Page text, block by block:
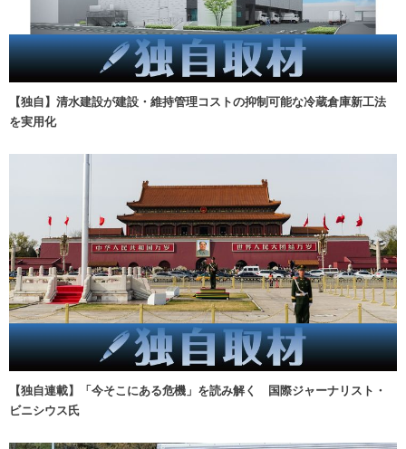
【独自】清水建設が建設・維持管理コストの抑制可能な冷蔵倉庫新工法
を実用化
【独自連載】「今そこにある危機」を読み解く 国際ジャーナリスト・
ビニシウス氏